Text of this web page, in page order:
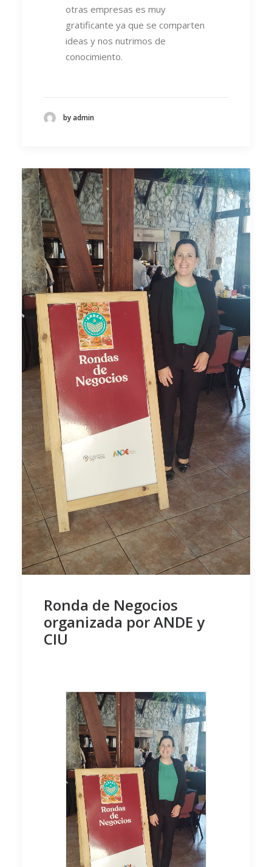
otras empresas es muy
gratificante ya que se comparten
ideas y nos nutrimos de
conocimiento.
by admin
Ronda de Negocios
organizada por ANDE y
CIU